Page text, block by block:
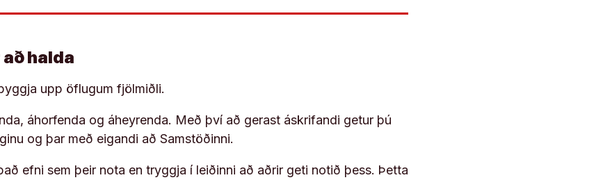
halda
upp öflugum fjölmiðli.
áhorfenda og áheyrenda. Með því að gerast áskrifandi getur þú
og þar með eigandi að Samstöðinni.
efni sem þeir nota en tryggja í leiðinni að aðrir geti notið þess. Þetta